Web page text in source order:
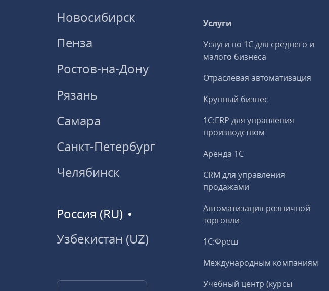
Новосибирск
Пенза
Ростов-на-Дону
Рязань
Самара
Санкт-Петербург
Челябинск
Россия (RU)
Узбекистан (UZ)
Услуги
Услуги по 1С для среднего и
малого бизнеса
Отраслевая автоматизация
Крупный бизнес
1С:ERP для управления
производством
Аренда 1С
CRM для управления
продажами
Автоматизация розничной
торговли
1С:Фреш
Международным компаниям
Учебный центр (курсы